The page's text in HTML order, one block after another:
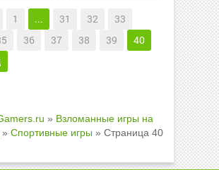
1 ... 31 32
33
36 37 38 39
40
» Взломанные игры на
» Спортивные игры » Страница 40